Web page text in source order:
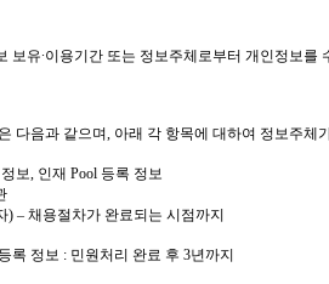
보유∙이용기간 또는 정보주체로부터 개인정보
다음과 같으며 아래 각 항목에 대하여 정보주체
보 인재 Pool 등록 정보
) – 채용절차가 완료되는 시점까지
록 정보 : 민원처리 완료 후 3년까지